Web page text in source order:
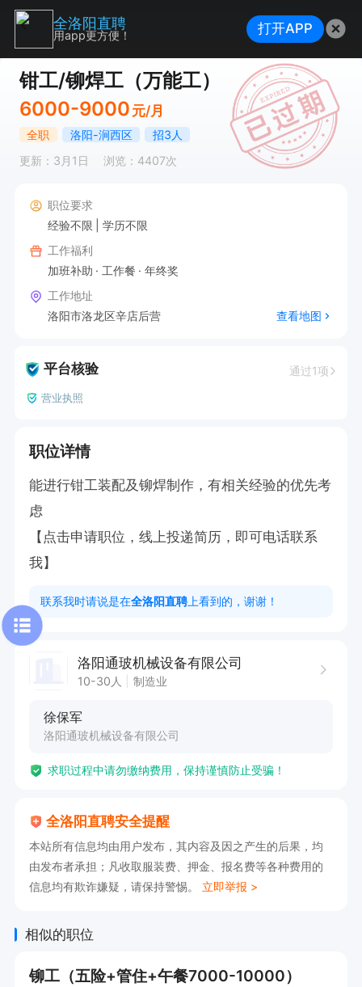
钳工/铆焊工（万能工）
6000-9000 元/月
全职 洛阳-涧西区
招3人
更新：3月1日
浏览：4407次
职位要求
经验不限
学历不限
工作福利
加班补助
工作餐
年终奖
工作地址
洛阳市洛龙区辛店后营
查看地图
平台核验 通过1项
营业执照
职位详情
能进行钳工装配及铆焊制作，有相关经验的优先考
虑
【点击申请职位，线上投递简历，即可电话联系
我】
联系我时请说是在全洛阳直聘 上看到的，谢谢！
洛阳通玻机械设备有限公司
10-30人 制造业
徐保军
洛阳通玻机械设备有限公司
求职过程中请勿缴纳费用，保持谨慎防止受骗！
全洛阳直聘安全提醒
本站所有信息均由用户发布，其内容及因之产生的后果，均
由发布者承担；凡收取服装费、押金、报名费等各种费用的
信息均有欺诈嫌疑，请保持警惕。 立即举报 >
相似的职位
铆工（五险+管住+午餐7000-10000）
全洛阳直聘
用app更方便！ 打开APP